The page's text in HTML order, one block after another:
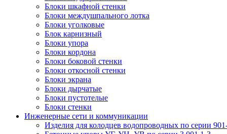
Блоки шкафной стенки
Блоки междушпального лотка
Блоки уголковые
Блок карнизный
Блоки упора
Блоки кордона
Блоки боковой стенки
Блоки откосной стенки
Блоки экрана
Блоки дырчатые
Блоки пустотелые
Блоки стенки
Инженерные сети и коммуникации
Изделия для колодцев водопроводных по серии